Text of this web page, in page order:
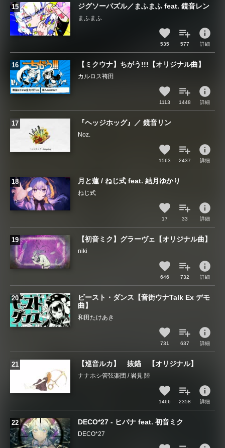
ジグソーパズル／まふまふ feat. 鏡音レン
まふまふ
535 577
info
詳細
【ミクウナ】ちがう!!!【オリジナル曲】
カルロス袴田
1113 1448
info
詳細
『ヘッジホッグ』／ 鏡音リン
Noz.
1563 2437
info
詳細
月と蓮 / ねじ式 feat. 結月ゆかり
ねじ式
17 33
info
詳細
【初音ミク】グラーヴェ【オリジナル曲】
niki
646 732
info
詳細
ビースト・ダンス【音街ウナTalk Ex デモ
曲】
和田たけあき
731 637
info
詳細
【巡音ルカ】 抜錨 【オリジナル】
ナナホシ管弦楽団 / 岩見 陸
1466 2358
info
詳細
DECO*27 - ヒバナ feat. 初音ミク
DECO*27